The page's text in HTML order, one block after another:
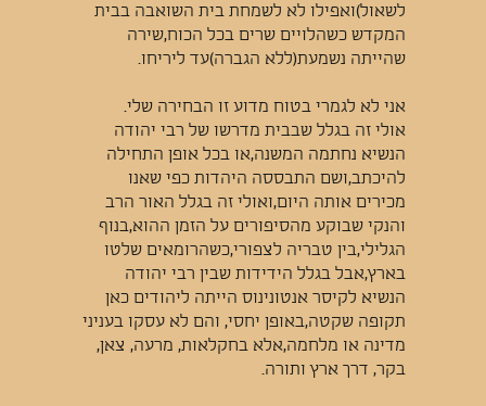
לשאול)ואפילו לא לשמחת בית השואבה בבית
המקדש כשהלויים שרים בכל הכוח,שירה
שהייתה נשמעת(ללא הגברה)עד ליריחו.
אני לא לגמרי בטוח מדוע זו הבחירה שלי.
אולי זה בגלל שבבית מדרשו של רבי יהודה
הנשיא נחתמה המשנה,או בכל אופן התחילה
להיכתב,ושם התבססה היהדות כפי שאנו
מכירים אותה היום,ואולי זה בגלל האור הרב
והנקי שבוקע מהסיפורים על הזמן ההוא,בנוף
הגלילי,בין טבריה לצפורי,כשהרומאים שלטו
בארץ,אבל בגלל הידידות שבין רבי יהודה
הנשיא לקיסר אנטונינוס הייתה ליהודים כאן
תקופה שקטה,באופן יחסי, והם לא עסקו בעניני
מדינה או מלחמה,אלא בחקלאות, מרעה, צאן,
בקר, דרך ארץ ותורה.